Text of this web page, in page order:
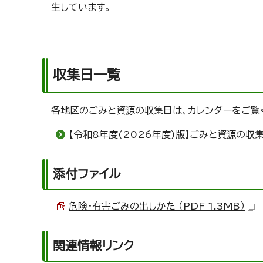
生しています。
収集日一覧
各地区のごみと資源の収集日は、カレンダーをご覧
【令和8年度(2026年度)版】ごみと資源の収
添付ファイル
危険・有害ごみの出しかた （PDF 1.3MB）
関連情報リンク